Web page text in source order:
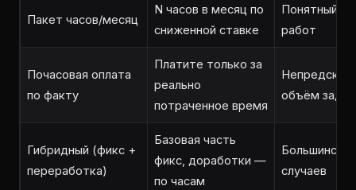
Пакет часов/месяц
N часов в месяц по
сниженной ставке
Понятный
работ
Почасовая оплата
по факту
Платите только за
реально
потраченное время
объём задач
Гибридный (фикс +
переработка)
Базовая часть
фикс, доработки —
по часам
случаев